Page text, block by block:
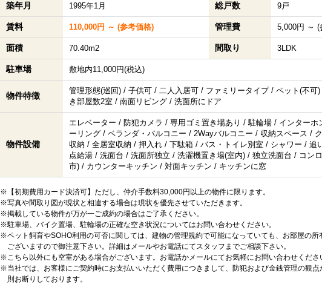
築年月 1995年1月 総戸数 9戸
賃料 110,000円 ～ (参考価格) 管理費 5,000円 ～ (
面積 70.40m2 間取り 3LDK
駐車場 敷地内11,000円(税込)
物件特徴
管理形態(巡回) / 子供可 / 二人入居可 / ファミリータイプ / ペット(不可
き部屋数2室 / 南面リビング / 洗面所にドア
物件設備
エレベーター / 防犯カメラ / 専用ゴミ置き場あり / 駐輪場 / インターホ
ーリング / ベランダ・バルコニー / 2Wayバルコニー / 収納スペース /
収納 / 全居室収納 / 押入れ / 下駄箱 / バス・トイレ別室 / シャワー / 追
点給湯 / 洗面台 / 洗面所独立 / 洗濯機置き場(室内) / 独立洗面台 / コン
市) / カウンターキッチン / 対面キッチン / キッチンに窓
※【初期費用カード決済可】ただし、仲介手数料30,000円以上の物件に限ります。
※写真や間取り図が現状と相違する場合は現状を優先させていただきます。
※掲載している物件が万が一ご成約の場合はご了承ください。
※駐車場、バイク置場、駐輪場の正確な空き状況についてはお問い合わせください。
※ペット飼育やSOHO利用の可否に関しては、建物の管理規約で可能になっていても、お部屋の所
ございますので御注意下さい。詳細はメールやお電話にてスタッフまでご相談下さい。
※こちら以外にも空室がある場合がございます。お電話かメールにてお気軽にお問い合わせくださ
※当社では、お客様にご契約時にお支払いいただく費用につきまして、防犯および金銭管理の観
則お断りしております。